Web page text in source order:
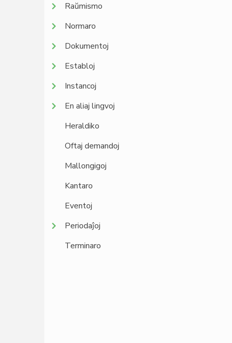
Raŭmismo
Normaro
Dokumentoj
Establoj
Instancoj
En aliaj lingvoj
Heraldiko
Oftaj demandoj
Mallongigoj
Kantaro
Eventoj
Periodaĵoj
Terminaro